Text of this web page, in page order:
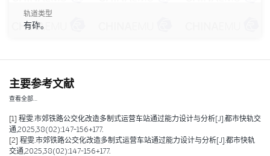
轨道类型
有砟。
主要参考文献
查看全部…
[1] 程雯.市郊铁路公交化改造多制式运营车站通过能力设计与分析[J].都市快轨交
通,2025,38(02):147-156+177.
[2] 程雯.市郊铁路公交化改造多制式运营车站通过能力设计与分析[J].都市快轨
交通,2025,38(02):147-156+177.